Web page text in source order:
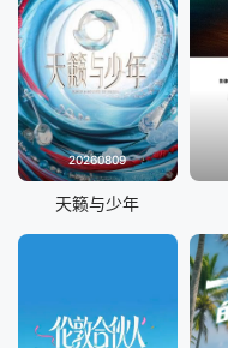
20260809
天籁与少年